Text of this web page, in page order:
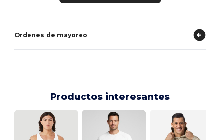
Ordenes de mayoreo
Productos interesantes